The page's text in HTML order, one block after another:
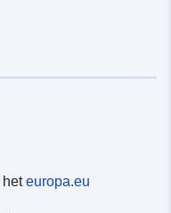
heteuropa.eu